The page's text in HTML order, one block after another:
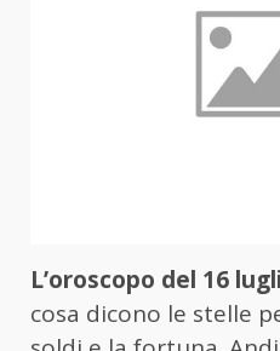
L’oroscopo del 16
cosa dicono le stelle